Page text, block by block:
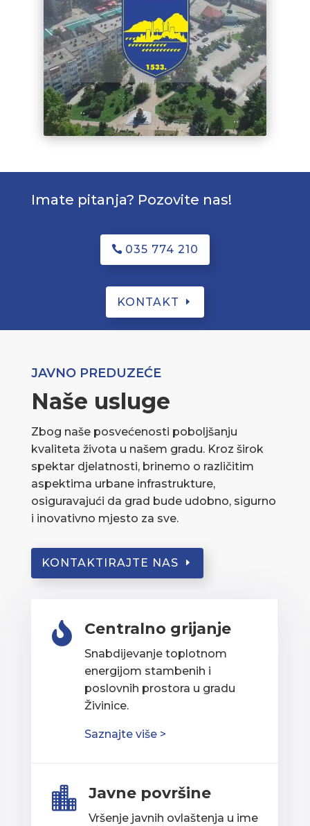
Imate pitanja? Pozovite nas!
035 774 210
KONTAKT
JAVNO PREDUZEĆE
Naše usluge
Zbog naše posvećenosti poboljšanju
kvaliteta života u našem gradu. Kroz širok
spektar djelatnosti, brinemo o različitim
aspektima urbane infrastrukture,
osiguravajući da grad bude udobno, sigurno
i inovativno mjesto za sve.
KONTAKTIRAJTE NAS
 Centralno grijanje
Snabdijevanje toplotnom
energijom stambenih i
poslovnih prostora u gradu
Živinice.
Saznajte više >
 Javne površine
Vršenje javnih ovlaštenja u ime